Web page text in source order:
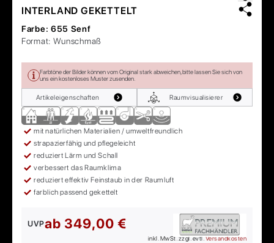
INTERLAND GEKETTELT
Farbe: 655 Senf
Format: Wunschmaß
Farbtöne der Bilder können vom Original stark abweichen, bitte lassen Sie sich von
uns ein kostenloses Muster zusenden.
Artikeleigenschaften Raumvisualisierer
mit natürlichen Materialien / umweltfreundlich
strapazierfähig und pflegeleicht
reduziert Lärm und Schall
verbessert das Raumklima
reduziert effektiv Feinstaub in der Raumluft
farblich passend gekettelt
UVPab 349,00 €
inkl. MwSt. zzgl. evtl. Versandkosten